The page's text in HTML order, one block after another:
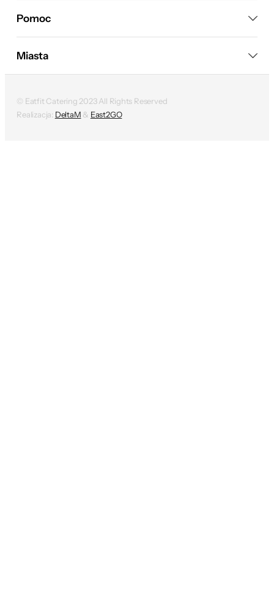
Pomoc
© Eatfit Catering 2023 All Rights Reserved
Realizacja: DeltaM & East2GO
Miasta